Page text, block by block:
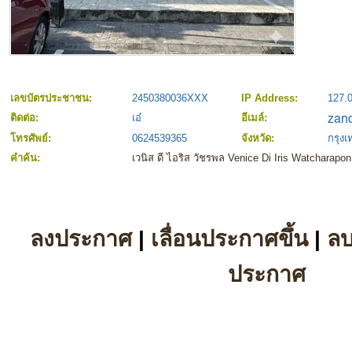
เลขบัตรประชาชน: 2450380036XXX IP Address:
ติดต่อ:
เอ๋
อีเมล์:
โทรศัพย์:
0624539365 จังหวัด:
กรุง
คำค้น:
เวนิส ดี ไอริส วัชรพล Venice Di Iris Watcharapon
ลงประกาศ| เลื่อนประกาศขึ้น| ล
ประกาศ